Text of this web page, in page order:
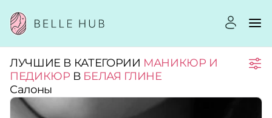
Город:
Категории:
ЛУЧШИЕ В КАТЕГОРИИ МАНИКЮР И
ПЕДИКЮР В БЕЛАЯ ГЛИНЕ
Салоны